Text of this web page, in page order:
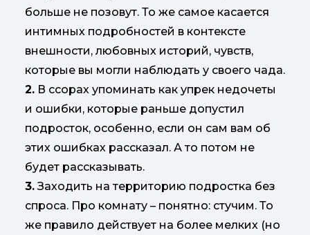
больше не позовут. То же самое касается
интимных подробностей в контексте
внешности, любовных историй, чувств,
которые вы могли наблюдать у своего чада.
2. В ссорах упоминать как упрек недочеты
и ошибки, которые раньше допустил
подросток, особенно, если он сам вам об
этих ошибках рассказал. А то потом не
будет рассказывать.
3.Заходить на территорию подростка без
спроса. Про комнату – понятно: стучим. То
же правило действует на более мелких (но